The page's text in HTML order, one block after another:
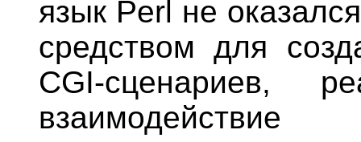
язык Perl не
средством для
CGI-сценариев,
взаимодействие